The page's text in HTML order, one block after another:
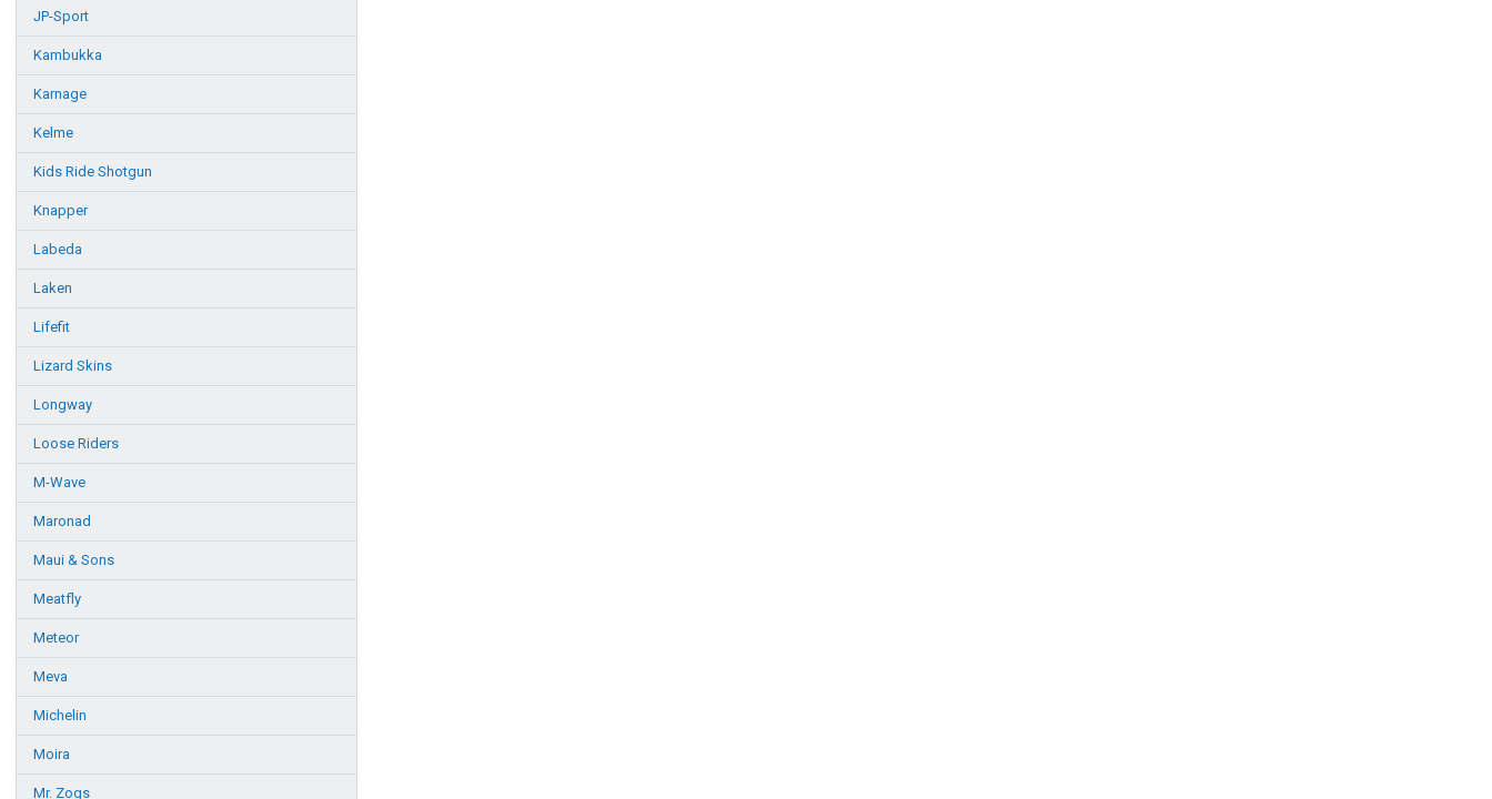
JP-Sport
Kambukka
Karnage
Kelme
Kids Ride Shotgun
Knapper
Labeda
Laken
Lifefit
Lizard Skins
Longway
Loose Riders
M-Wave
Maronad
Maui & Sons
Meatfly
Meteor
Meva
Michelin
Moira
Mr. Zogs